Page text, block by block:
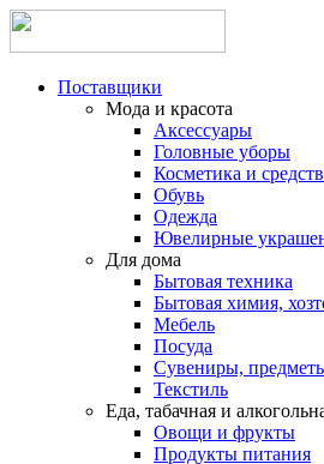
Поставщики
Мода и красота
Аксессуары
Головные уборы
Косметика и
Обувь
Одежда
Ювелирные
Для дома
Бытовая техника
Бытовая химия,
Мебель
Посуда
Сувениры,
Текстиль
Еда, табачная и
Овощи и фрукты
Продукты питания